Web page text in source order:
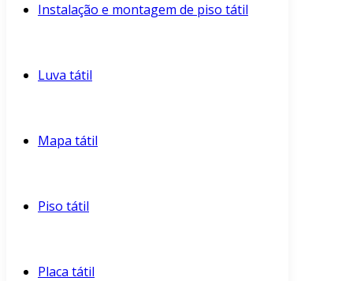
Instalação e montagem de piso tátil
Luva tátil
Mapa tátil
Piso tátil
Placa tátil